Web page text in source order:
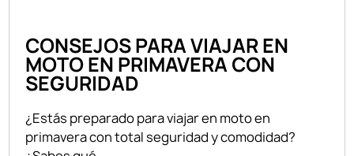
CONSEJOS PARA VIAJAR EN
MOTO EN PRIMAVERA CON
SEGURIDAD
¿Estás preparado para viajar en moto en
primavera con total seguridad y comodidad?